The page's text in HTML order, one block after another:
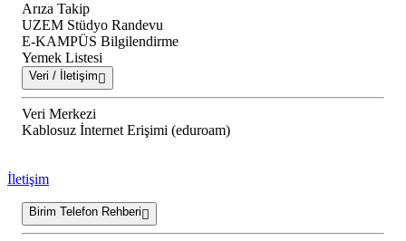
Arıza Takip
UZEM Stüdyo Randevu
E-KAMPÜS Bilgilendirme
Yemek Listesi
Veri / İletişim
Veri Merkezi
Kablosuz İnternet Erişimi (eduroam)
İletişim
Birim Telefon Rehberi